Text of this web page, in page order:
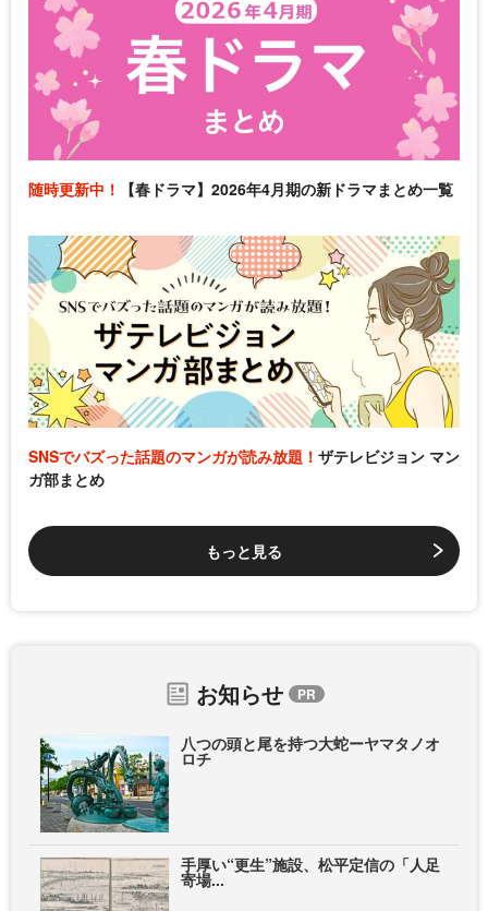
随時更新中！ 【春ドラマ】2026年4月期の新ドラマまとめ一覧
SNSでバズった話題のマンガが読み放題！ ザテレビジョン マン
ガ部まとめ
もっと見る
お知らせ
八つの頭と尾を持つ大蛇ーヤマタノオ
ロチ
手厚い“更生”施設、松平定信の「人足
寄場...